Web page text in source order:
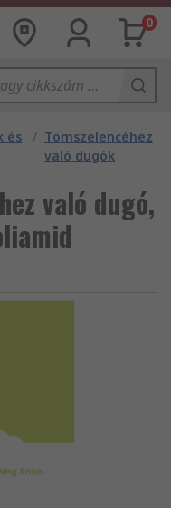
0
és
/ Tömszelencéhez
való dugók
való dugó,